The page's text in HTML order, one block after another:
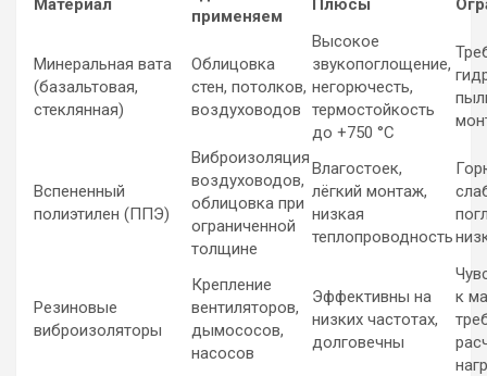
Материал
применяем
Плюсы
Минеральная вата
(базальтовая,
стеклянная)
Облицовка
стен, потолков,
воздуховодов
Высокое
звукопоглощение,
негорючесть,
термостойкость
до +750 °C
Вспененный
полиэтилен (ППЭ)
Виброизоляция
воздуховодов,
облицовка при
ограниченной
толщине
Влагостоек,
лёгкий монтаж,
низкая
теплопроводность
Резиновые
виброизоляторы
Крепление
вентиляторов,
дымососов,
насосов
Эффективны на
низких частотах,
долговечны
к